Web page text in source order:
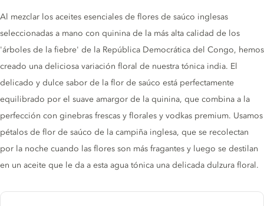
Tonic description
Al mezclar los aceites esenciales de flores de saúco inglesas
seleccionadas a mano con quinina de la más alta calidad de los
'árboles de la fiebre' de la República Democrática del Congo, hemos
creado una deliciosa variación floral de nuestra tónica india. El
delicado y dulce sabor de la flor de saúco está perfectamente
equilibrado por el suave amargor de la quinina, que combina a la
perfección con ginebras frescas y florales y vodkas premium. Usamos
pétalos de flor de saúco de la campiña inglesa, que se recolectan
por la noche cuando las flores son más fragantes y luego se destilan
en un aceite que le da a esta agua tónica una delicada dulzura floral.